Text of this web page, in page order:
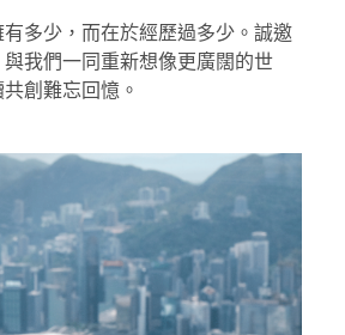
多少，而在於經歷過多少。誠邀
我們一同重新想像更廣闊的世
創難忘回憶。